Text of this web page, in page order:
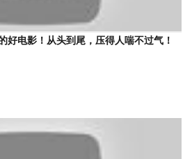
好电影！从头到尾，压得人喘不过气！